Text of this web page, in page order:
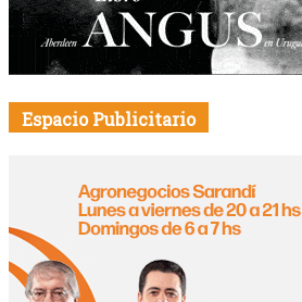
Espacio Publicitario